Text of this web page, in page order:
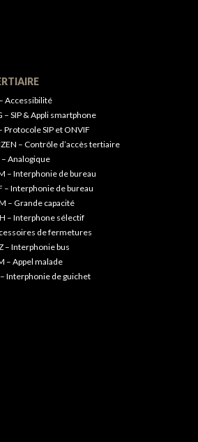
Accessibilité
– SIP & Appli smartphone
Protocole SIP et ONVIF
– Contrôle d’accès tertiaire
– Analogique
– Interphonie de bureau
– Interphonie de bureau
– Grande capacité
– Interphone sélectif
de fermetures
– Interphonie bus
– Appel malade
Interphonie de guichet